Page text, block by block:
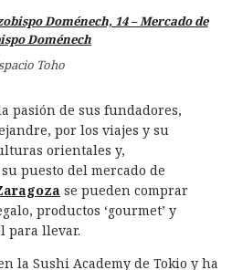
Toho
pasión de sus fundadores,
por los viajes y su
orientales y,
puesto del mercado de
se pueden comprar
productos ‘gourmet’ y
para llevar.
la Sushi Academy de Tokio y ha